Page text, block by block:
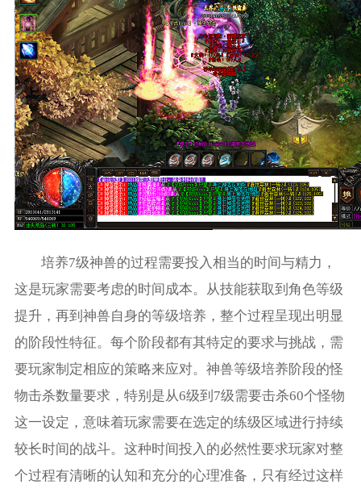
培养7级神兽的过程需要投入相当的时间与精力，
这是玩家需要考虑的时间成本。从技能获取到角色等级
提升，再到神兽自身的等级培养，整个过程呈现出明显
的阶段性特征。每个阶段都有其特定的要求与挑战，需
要玩家制定相应的策略来应对。神兽等级培养阶段的怪
物击杀数量要求，特别是从6级到7级需要击杀60个怪物
这一设定，意味着玩家需要在选定的练级区域进行持续
较长时间的战斗。这种时间投入的必然性要求玩家对整
个过程有清晰的认知和充分的心理准备，只有经过这样